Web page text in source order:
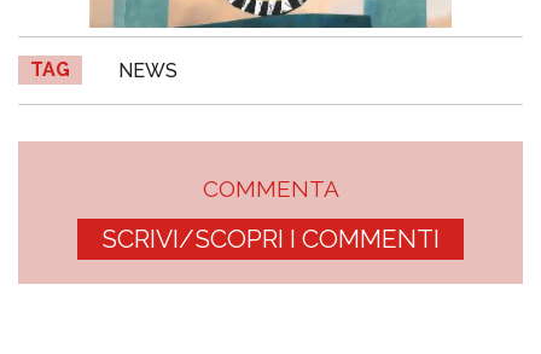
TAG NEWS
COMMENTA
SCRIVI/SCOPRI I COMMENTI